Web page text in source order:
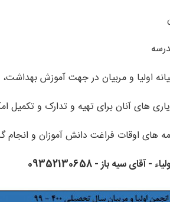
سیه باز - 09352130658